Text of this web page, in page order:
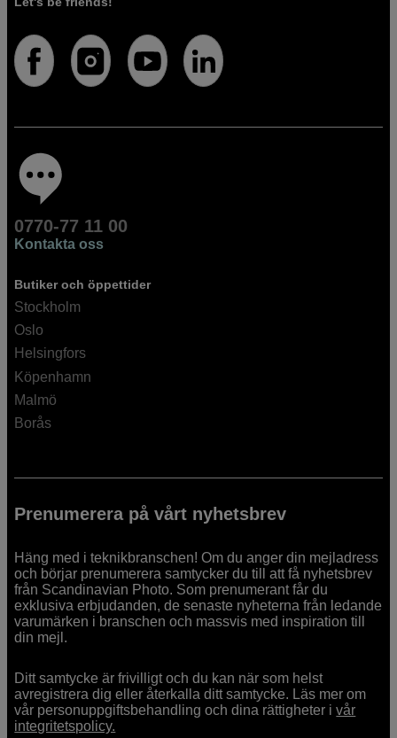
0770-77 11 00
Kontakta oss
Butiker och öppettider
Stockholm
Oslo
Helsingfors
Köpenhamn
Malmö
Borås
Prenumerera på vårt nyhetsbrev
Häng med i teknikbranschen! Om du anger din mejladress
och börjar prenumerera samtycker du till att få nyhetsbrev
från Scandinavian Photo. Som prenumerant får du
exklusiva erbjudanden, de senaste nyheterna från ledande
varumärken i branschen och massvis med inspiration till
din mejl.
Ditt samtycke är frivilligt och du kan när som helst
avregistrera dig eller återkalla ditt samtycke. Läs mer om
vår personuppgiftsbehandling och dina rättigheter ivår
integritetspolicy.